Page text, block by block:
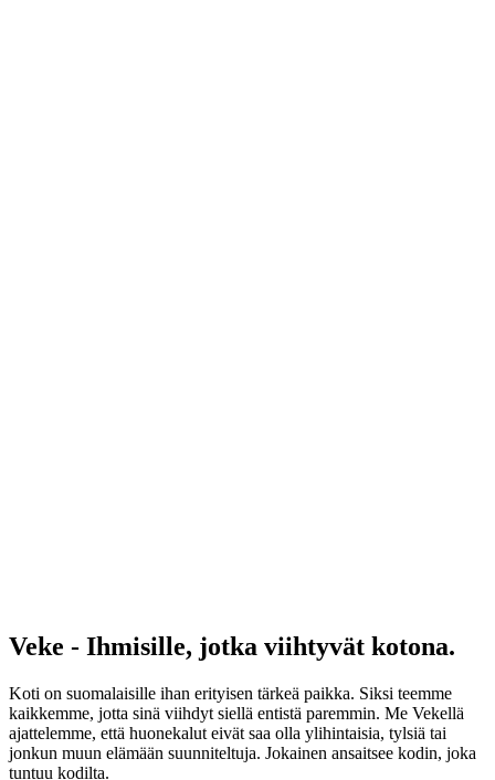
Veke - Ihmisille, jotka viihtyvät kotona.
Koti on suomalaisille ihan erityisen tärkeä paikka. Siksi teemme
kaikkemme, jotta sinä viihdyt siellä entistä paremmin. Me Vekellä
ajattelemme, että huonekalut eivät saa olla ylihintaisia, tylsiä tai
jonkun muun elämään suunniteltuja. Jokainen ansaitsee kodin, joka
tuntuu kodilta.